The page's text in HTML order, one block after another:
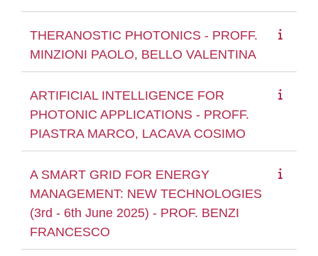
THERANOSTIC PHOTONICS - PROFF.
MINZIONI PAOLO, BELLO VALENTINA
ARTIFICIAL INTELLIGENCE FOR
PHOTONIC APPLICATIONS - PROFF.
PIASTRA MARCO, LACAVA COSIMO
A SMART GRID FOR ENERGY
MANAGEMENT: NEW TECHNOLOGIES
(3rd - 6th June 2025) - PROF. BENZI
FRANCESCO